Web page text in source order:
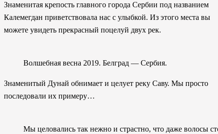
Знаменитая крепость главного города Сербии под названием
Калемегдан приветствовала нас с улыбкой. Из этого места вы
можете увидеть прекрасный поцелуй двух рек.
Волшебная весна 2019. Белград — Сербия.
Знаменитый Дунай обнимает и целует реку Саву. Мы просто
последовали их примеру…
Мы целовались так нежно и страстно, что даже волосы